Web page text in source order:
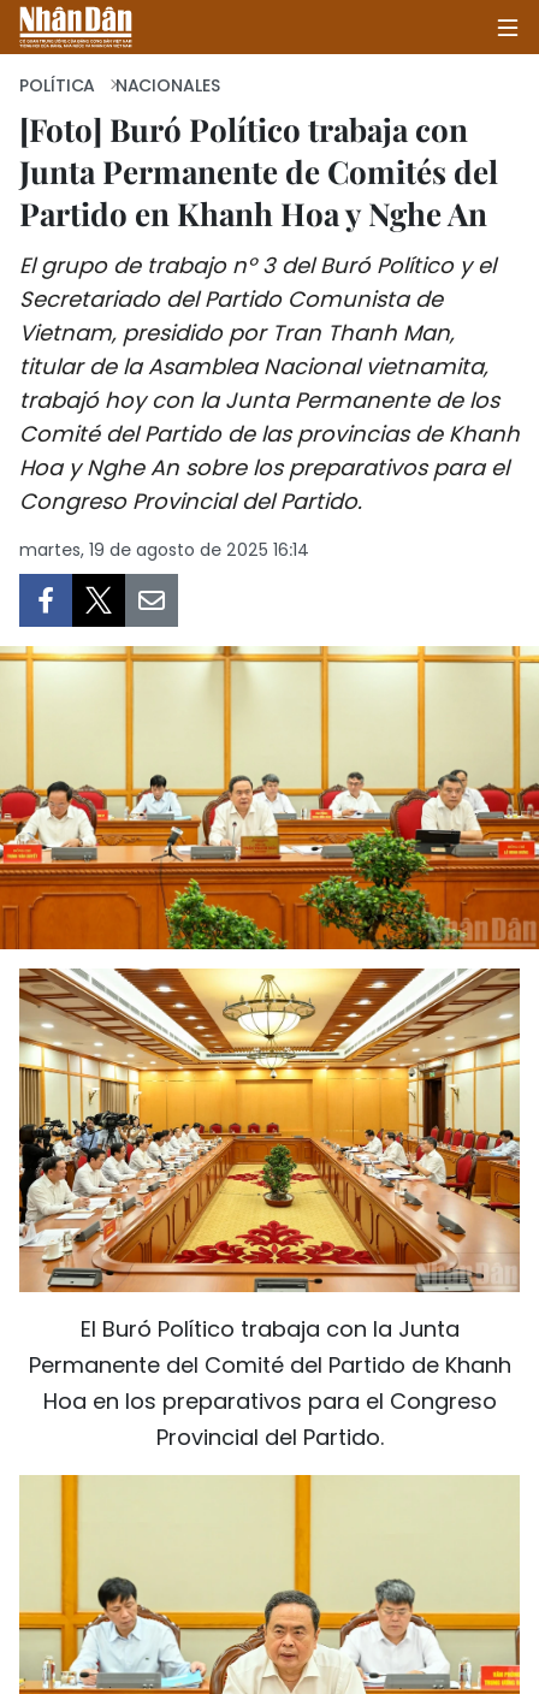
INICIO
POLÍTICA
ECONOMÍA
SOCIEDAD
SALUD - MEDIO AMBIENTE
CULTURA - ENTRETENIMIENTO
INTERNACIONAL
FOTOGRAFÍA
¿QUIÉNES SOMOS?
TIẾNG VIỆT
ENGLISH
中文
FRANÇAIS
РУССКИЙ
POLÍTICA NACIONALES
[Foto] Buró Político trabaja con
Junta Permanente de Comités del
Partido en Khanh Hoa y Nghe An
El grupo de trabajo nº 3 del Buró Político y el
Secretariado del Partido Comunista de
Vietnam, presidido por Tran Thanh Man,
titular de la Asamblea Nacional vietnamita,
trabajó hoy con la Junta Permanente de los
Comité del Partido de las provincias de Khanh
Hoa y Nghe An sobre los preparativos para el
Congreso Provincial del Partido.
martes, 19 de agosto de 2025 16:14
El Buró Político trabaja con la Junta
Permanente del Comité del Partido de Khanh
Hoa en los preparativos para el Congreso
Provincial del Partido.